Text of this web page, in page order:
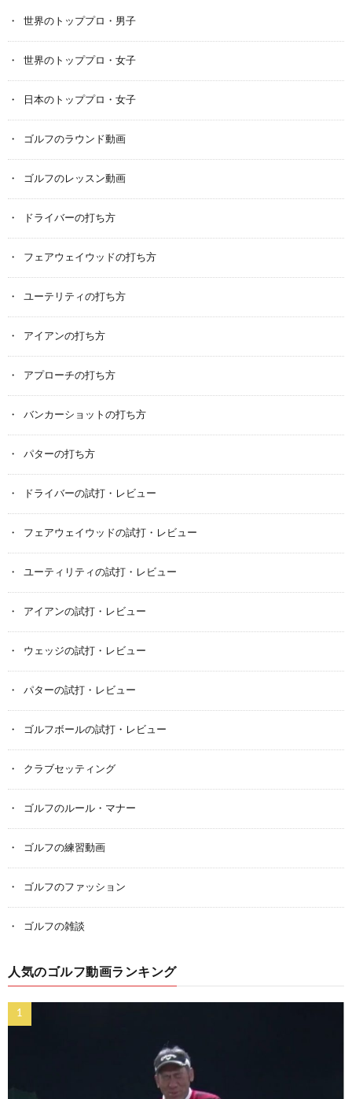
世界のトッププロ・男子
世界のトッププロ・女子
日本のトッププロ・女子
ゴルフのラウンド動画
ゴルフのレッスン動画
ドライバーの打ち方
フェアウェイウッドの打ち方
ユーテリティの打ち方
アイアンの打ち方
アプローチの打ち方
バンカーショットの打ち方
パターの打ち方
ドライバーの試打・レビュー
フェアウェイウッドの試打・レビュー
ユーティリティの試打・レビュー
アイアンの試打・レビュー
ウェッジの試打・レビュー
パターの試打・レビュー
ゴルフボールの試打・レビュー
クラブセッティング
ゴルフのルール・マナー
ゴルフの練習動画
ゴルフのファッション
ゴルフの雑談
人気のゴルフ動画ランキング